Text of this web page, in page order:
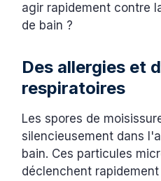
agir rapidement contre
de bain ?
Des allergies et
respiratoires
Les spores de
silencieusement dans
bain. Ces particules
déclenchent rapidement